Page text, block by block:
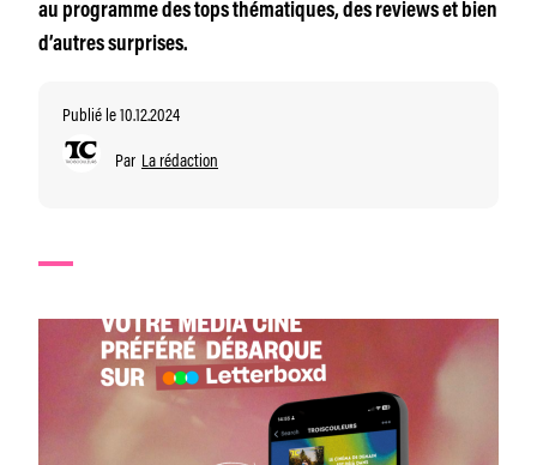
au programme des tops thématiques, des reviews et bien
d’autres surprises.
Publié le 10.12.2024
Par La rédaction